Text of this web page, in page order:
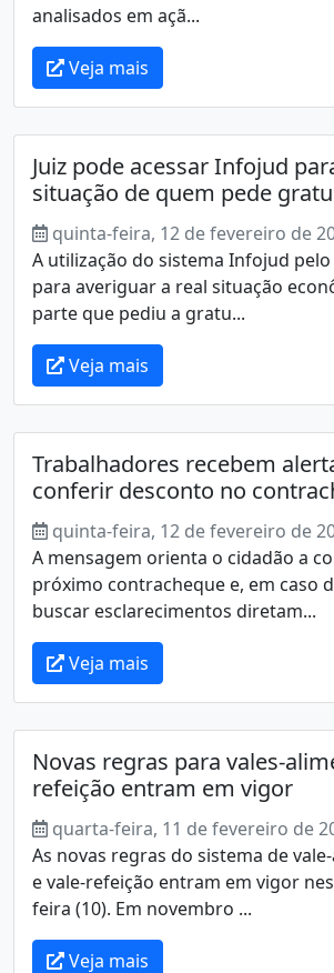
analisados em açã...
Veja mais
Juiz pode acessar Infojud
situação de quem pede
quinta-feira, 12 de fevereiro de
A utilização do sistema Infojud
para averiguar a real situação
parte que pediu a gratu...
Veja mais
Trabalhadores recebem
conferir desconto no
quinta-feira, 12 de fevereiro de
A mensagem orienta o cidadão a
próximo contracheque e, em caso
buscar esclarecimentos diretam...
Veja mais
Novas regras para vales-
refeição entram em vigor
quarta-feira, 11 de fevereiro de
As novas regras do sistema de
e vale-refeição entram em vigor
feira (10). Em novembro ...
Veja mais